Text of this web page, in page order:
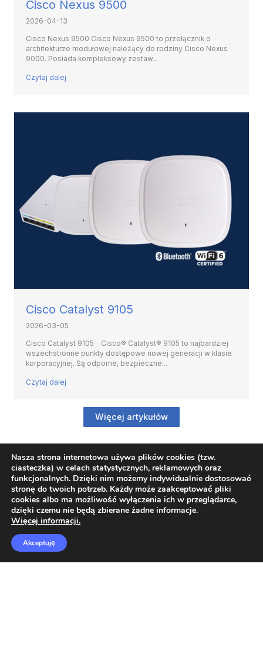
Cisco Nexus 9500
2026-04-13
Cisco Nexus 9500 Cisco Nexus 9500 to przełącznik o
architekturze modułowej należący do rodziny Cisco Nexus
9000. Posiada kompleksowy zestaw...
Czytaj dalej
Cisco Catalyst 9105
2026-03-05
Cisco Catalyst 9105 Cisco® Catalyst® 9105 to najbardziej
wszechstronne punkty dostępowe nowej generacji w klasie
korporacyjnej. Są odporne, bezpieczne...
Czytaj dalej
Więcej artykułów
Regulamin
Informacje o ODO
Nasza strona internetowa używa plików cookies (tzw.
ciasteczka) w celach statystycznych, reklamowych oraz
funkcjonalnych. Dzięki nim możemy indywidualnie dostosować
stronę do twoich potrzeb. Każdy może zaakceptować pliki
cookies albo ma możliwość wyłączenia ich w przeglądarce,
dzięki czemu nie będą zbierane żadne informacje.
Więcej informacji.
Akceptuję